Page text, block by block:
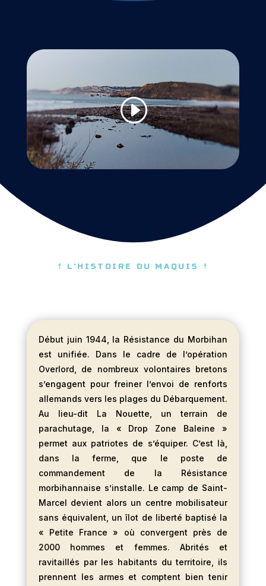
☨ L'HISTOIRE DU MAQUIS ☨
Début juin 1944, la Résistance du Morbihan
est unifiée. Dans le cadre de l’opération
Overlord, de nombreux volontaires bretons
s’engagent pour freiner l’envoi de renforts
allemands vers les plages du Débarquement.
Au lieu-dit La Nouette, un terrain de
parachutage, la « Drop Zone Baleine »
permet aux patriotes de s’équiper. C’est là,
dans la ferme, que le poste de
commandement de la Résistance
morbihannaise s’installe. Le camp de Saint-
Marcel devient alors un centre mobilisateur
sans équivalent, un îlot de liberté baptisé la
« Petite France » où convergent près de
2000 hommes et femmes. Abrités et
ravitaillés par les habitants du territoire, ils
prennent les armes et comptent bien tenir